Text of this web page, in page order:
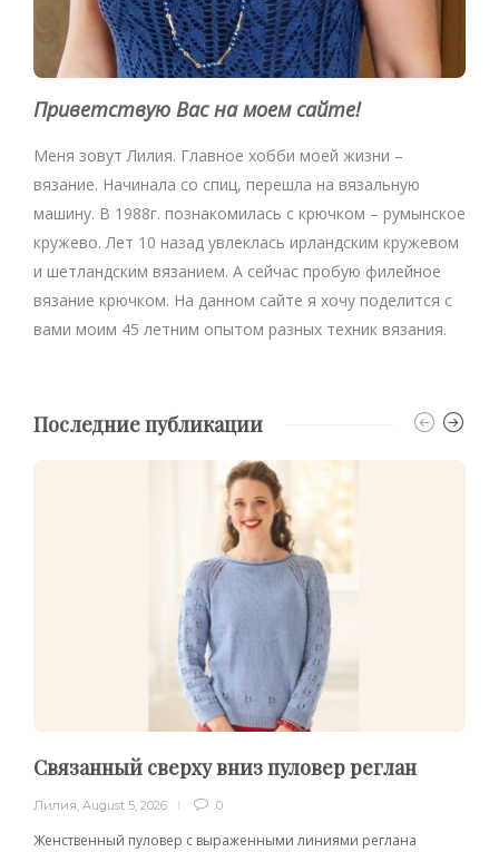
Приветствую Вас на моем сайте!
Меня зовут Лилия. Главное хобби моей жизни –
вязание. Начинала со спиц, перешла на вязальную
машину. В 1988г. познакомилась с крючком – румынское
кружево. Лет 10 назад увлеклась ирландским кружевом
и шетландским вязанием. А сейчас пробую филейное
вязание крючком. На данном сайте я хочу поделится с
вами моим 45 летним опытом разных техник вязания.
Последние публикации
Связанный сверху вниз пуловер реглан
Лилия, August 5, 2026 0
Женственный пуловер с выраженными линиями реглана